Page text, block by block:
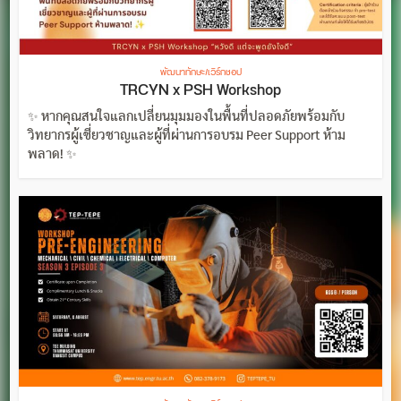
พัฒนาทักษะ/เวิร์กชอป
TRCYN x PSH Workshop
✨ หากคุณสนใจแลกเปลี่ยนมุมมองในพื้นที่ปลอดภัยพร้อมกับ
วิทยากรผู้เชี่ยวชาญและผู้ที่ผ่านการอบรม Peer Support ห้าม
พลาด! ✨